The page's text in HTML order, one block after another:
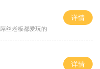
丝老板都爱玩的
详情
详情